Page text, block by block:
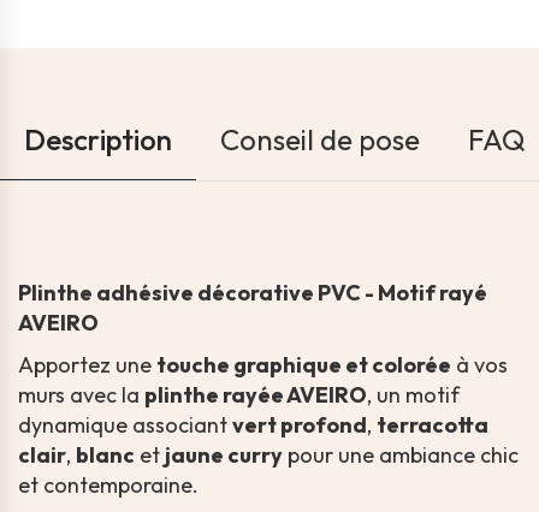
Description Conseil de pose FAQ
Plinthe adhésive décorative PVC - Motif rayé
AVEIRO
Apportez une touche graphique et colorée à vos
murs avec la plinthe rayée AVEIRO, un motif
dynamique associantvert profond, terracotta
clair, blanc et jaune curry pour une ambiance chic
et contemporaine.